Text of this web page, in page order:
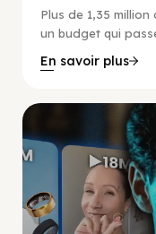
Plus de 1,35
un budget qui
En savoir plus